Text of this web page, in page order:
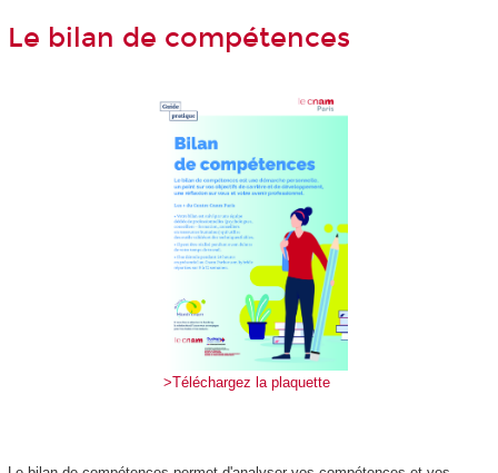
Le bilan de compétences
>Téléchargez la plaquette